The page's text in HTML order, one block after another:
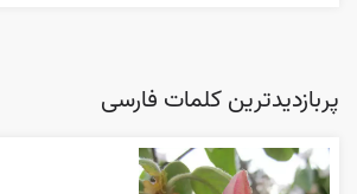
پربازدیدترین کلمات فارسی